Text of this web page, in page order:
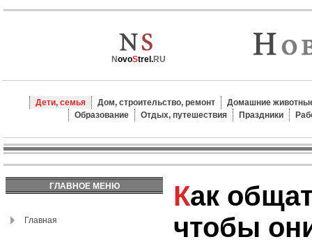
NovoStrel.RU
Дети, семья Дом, строительство, ремонт
Домашние
Образование
Отдых, путешествия Праздники
ГЛАВНОЕ МЕНЮ
Главная
Как общаться с детьми,
чтобы